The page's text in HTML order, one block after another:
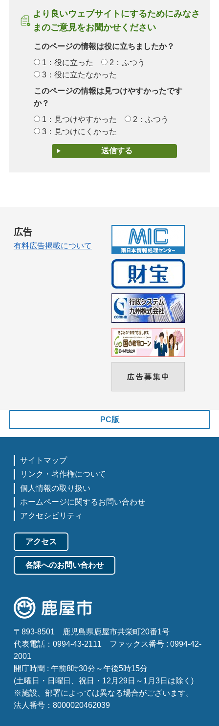
より良いウェブサイトにするためにみなさ
まのご意見をお聞かせください
このページの情報は役に立ちましたか？
1：役に立った
2：ふつう
3：役に立たなかった
このページの情報は見つけやすかったです
か？
1：見つけやすかった
2：ふつう
3：見つけにくかった
広告
有料広告掲載について
PC版
サイトマップ
リンク・著作権について
個人情報の取り扱い
ホームページに関するお問い合わせ
アクセシビリティ
アクセス
各課へのお問い合わせ
〒893-8501
鹿児島県鹿屋市共栄町20番1号
代表電話：0994-43-2111
ファックス番号 : 0994-42-
2001
開庁時間 : 午前8時30分～午後5時15分
(土曜日・日曜日、祝日・12月29日～1月3日は除く)
※施設、部署によっては異なる場合がございます。
法人番号：8000020462039